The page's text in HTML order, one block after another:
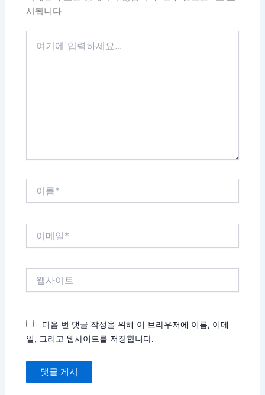
시됩니다
다음 번 댓글 작성을 위해 이 브라우저에 이름, 이메
일, 그리고 웹사이트를 저장합니다.